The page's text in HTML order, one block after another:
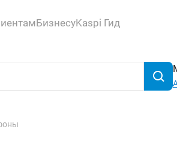
БизнесуKaspi Гид